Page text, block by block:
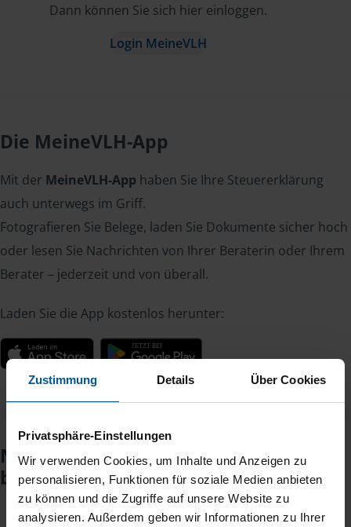
Zustimmung Details Über Cookies
Privatsphäre-Einstellungen
Wir verwenden Cookies, um Inhalte und Anzeigen zu
personalisieren, Funktionen für soziale Medien anbieten
zu können und die Zugriffe auf unsere Website zu
analysieren. Außerdem geben wir Informationen zu Ihrer
Dann können Sie sich hier einloggen.
Login MeineVLH
Die MeineVLH-App
Mit der MeineVLH-App haben Sie Ihre Steuererklärung
auch unterwegs im Griff.
Fotografieren Sie Belege, laden Sie Dokumente sicher hoch
oder lesen Sie Nachrichten von Ihrer Beraterin oder Ihrem
Berater – jederzeit und von überall.
Laden Sie die App kostenlos herunter:
Noch keinen Zugang? So einfach
beantragen Sie ihn.